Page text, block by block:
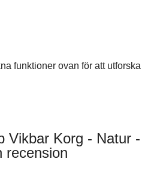
funktioner ovan för att utforska
Vikbar Korg - Natur -
recension